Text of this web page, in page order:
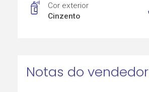
Cor exterior
Cinzento
Notas do vendedor